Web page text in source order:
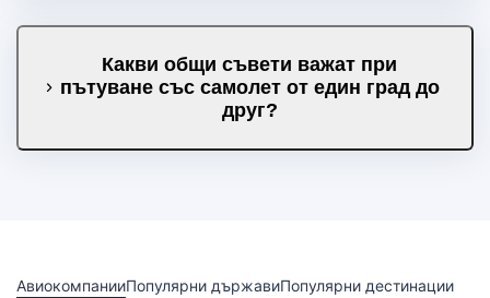
Какви общи съвети важат при
пътуване със самолет от един град до
друг?
АвиокомпанииПопулярни държавиПопулярни дестинации